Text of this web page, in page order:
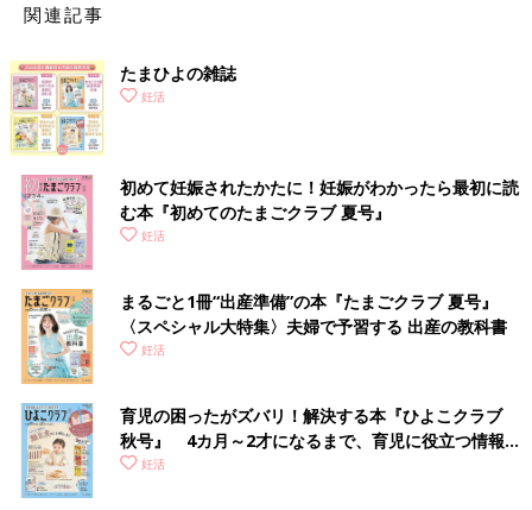
関連記事
たまひよの雑誌
妊活
初めて妊娠されたかたに！妊娠がわかったら最初に読
む本『初めてのたまごクラブ 夏号』
妊活
まるごと1冊“出産準備”の本『たまごクラブ 夏号』
〈スペシャル大特集〉夫婦で予習する 出産の教科書
妊活
育児の困ったがズバリ！解決する本『ひよこクラブ
秋号』 4カ月～2才になるまで、育児に役立つ情報が
いっぱい！
妊活